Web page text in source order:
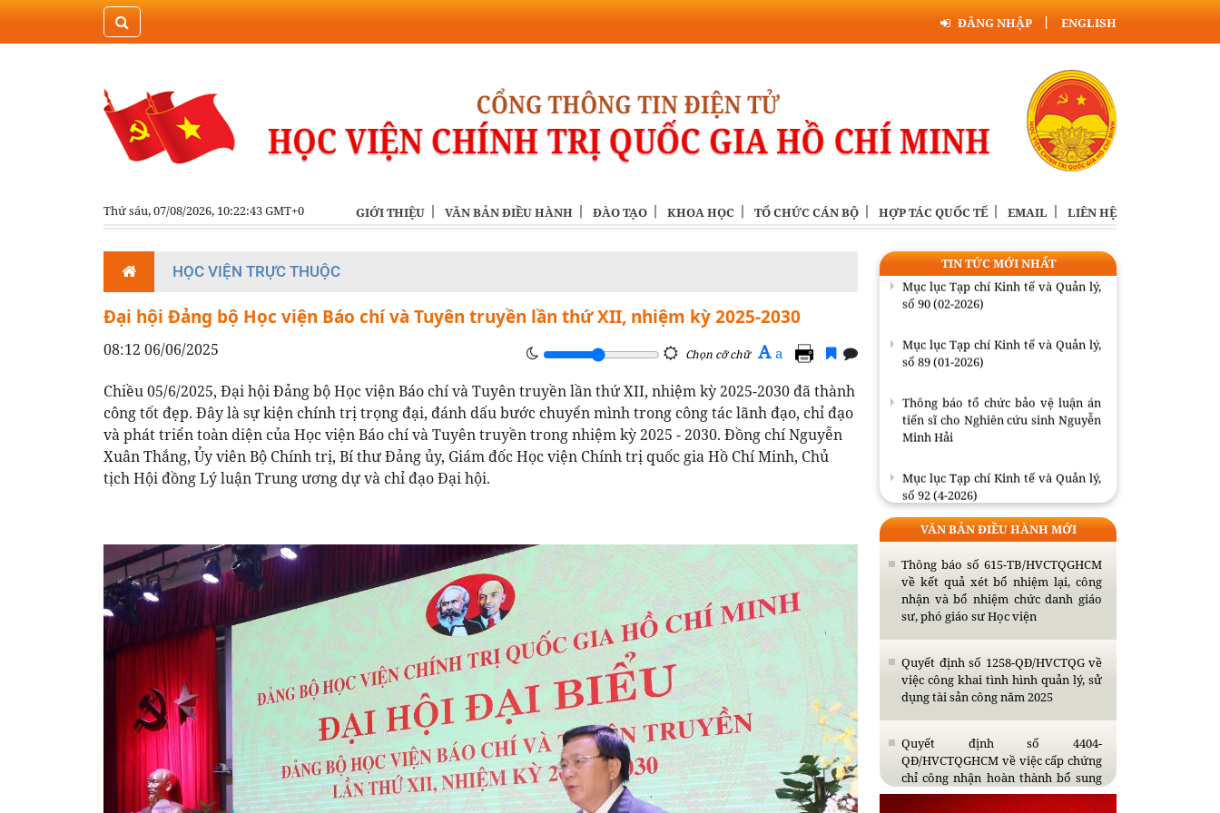
ĐĂNG NHẬP ENGLISH
Thứ sáu, 07/08/2026, 10:22:43 GMT+0 GIỚI THIỆU VĂN BẢN ĐIỀU HÀNH ĐÀO TẠO KHOA HỌC TỔ CHỨC CÁN BỘ HỢP TÁC QUỐC TẾ EMAIL LIÊN HỆ
HỌC VIỆN TRỰC THUỘC
Đại hội Đảng bộ Học viện Báo chí và Tuyên truyền lần thứ XII, nhiệm kỳ 2025-2030
08:12 06/06/2025 Chọn cỡ chữ A a
Chiều 05/6/2025, Đại hội Đảng bộ Học viện Báo chí và Tuyên truyền lần thứ XII, nhiệm kỳ 2025-2030 đã thành
công tốt đẹp. Đây là sự kiện chính trị trọng đại, đánh dấu bước chuyển mình trong công tác lãnh đạo, chỉ đạo
và phát triển toàn diện của Học viện Báo chí và Tuyên truyền trong nhiệm kỳ 2025 - 2030. Đồng chí Nguyễn
Xuân Thắng, Ủy viên Bộ Chính trị, Bí thư Đảng ủy, Giám đốc Học viện Chính trị quốc gia Hồ Chí Minh, Chủ
tịch Hội đồng Lý luận Trung ương dự và chỉ đạo Đại hội.
TIN TỨC MỚI NHẤT
Mục lục Tạp chí Kinh tế và Quản lý,
số 90 (02-2026)
Mục lục Tạp chí Kinh tế và Quản lý,
Thông báo tổ chức bảo vệ luận án
tiến sĩ cho Nghiên cứu sinh Nguyễn
Mục lục Tạp chí Kinh tế và Quản lý,
Mục lục Tạp chí Kinh tế và Quản lý,
số 90 (02-2026)
Mục lục Tạp chí Kinh tế và Quản lý,
số 89 (01-2026)
Thông báo tổ chức bảo vệ luận án
tiến sĩ cho Nghiên cứu sinh Nguyễn
Minh Hải
Mục lục Tạp chí Kinh tế và Quản lý,
số 92 (4-2026)
Mục lục Tạp chí Kinh tế và Quản lý,
Mục lục Tạp chí Kinh tế và Quản lý,
số 89 (01-2026)
VĂN BẢN ĐIỀU HÀNH MỚI
Thông báo số 615-TB/HVCTQGHCM
về kết quả xét bổ nhiệm lại, công
nhận và bổ nhiệm chức danh giáo
sư, phó giáo sư Học viện
Quyết định số 1258-QĐ/HVCTQG về
việc công khai tình hình quản lý, sử
dụng tài sản công năm 2025
Quyết định số 4404-
QĐ/HVCTQGHCM về việc cấp chứng
chỉ công nhận hoàn thành bổ sung
kiến thức dự tuyển đào tạo trình độ